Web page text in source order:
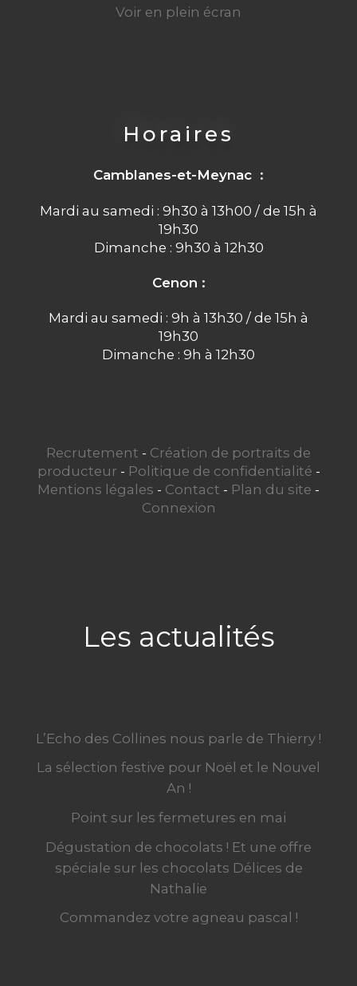
Voir en plein écran
Horaires
Camblanes-et-Meynac :
Mardi au samedi : 9h30 à 13h00 / de 15h à
19h30
Dimanche : 9h30 à 12h30
Cenon :
Mardi au samedi : 9h à 13h30 / de 15h à
19h30
Dimanche : 9h à 12h30
Recrutement - Création de portraits de
producteur - Politique de confidentialité -
Mentions légales - Contact - Plan du site -
Connexion
Les actualités
L’Echo des Collines nous parle de Thierry !
La sélection festive pour Noël et le Nouvel
An !
Point sur les fermetures en mai
Dégustation de chocolats ! Et une offre
spéciale sur les chocolats Délices de
Nathalie
Commandez votre agneau pascal !